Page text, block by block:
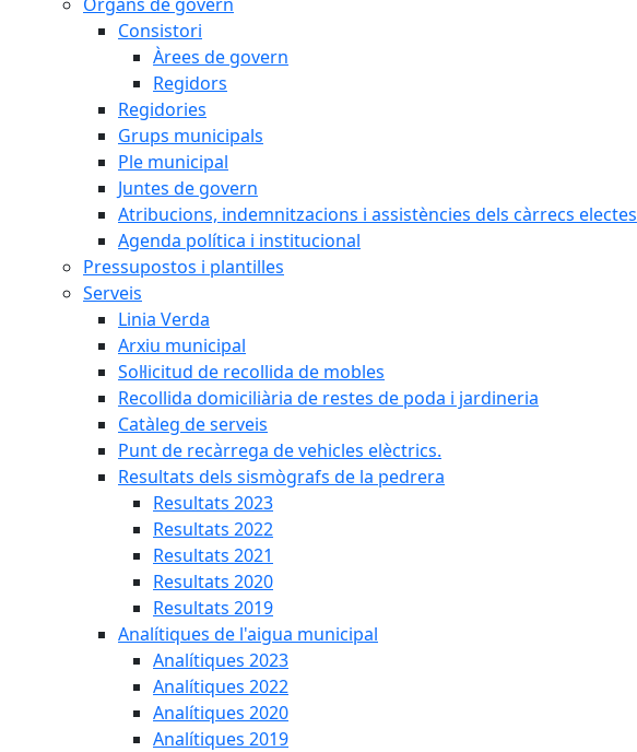
Consistori
Àrees de govern
Regidors
Regidories
Grups municipals
Ple municipal
Juntes de govern
Atribucions, indemnitzacions i assistències dels càrrecs electes
Agenda política i institucional
Pressupostos i plantilles
Serveis
Linia Verda
Arxiu municipal
Sol·licitud de recollida de mobles
Recollida domiciliària de restes de poda i jardineria
Catàleg de serveis
Punt de recàrrega de vehicles elèctrics.
Resultats dels sismògrafs de la pedrera
Resultats 2023
Resultats 2022
Resultats 2021
Resultats 2020
Resultats 2019
Analítiques de l'aigua municipal
Analítiques 2023
Analítiques 2022
Analítiques 2020
Analítiques 2019